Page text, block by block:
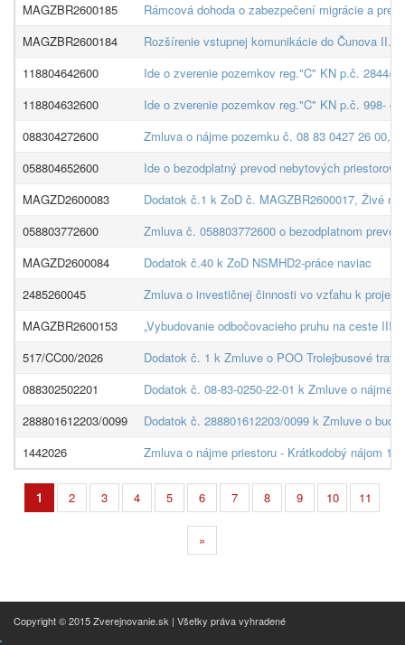
MAGZBR2600185
Rámcová dohoda o zabezpečení migrácie a
MAGZBR2600184
Rozšírenie vstupnej komunikácie do Čunova II.
118804642600
Ide o zverenie pozemkov reg."C" KN p.č. 2844/
118804632600
Ide o zverenie pozemkov reg."C" KN p.č. 998-
088304272600
Zmluva o nájme pozemku č. 08 83 0427 26 00,
058804652600
Ide o bezodplatný prevod nebytových
MAGZD2600083
Dodatok č.1 k ZoD č. MAGZBR2600017, Živé
058803772600
Zmluva č. 058803772600 o bezodplatnom
MAGZD2600084
Dodatok č.40 k ZoD NSMHD2-práce naviac
2485260045
Zmluva o investičnej činnosti vo vzťahu k
MAGZBR2600153
„Vybudovanie odbočovacieho pruhu na ceste
517/CC00/2026
Dodatok č. 1 k Zmluve o POO Trolejbusové
088302502201
Dodatok č. 08-83-0250-22-01 k Zmluve o nájme
288801612203/0099
Dodatok č. 288801612203/0099 k Zmluve o
1442026
Zmluva o nájme priestoru - Krátkodobý nájom
1 2 3 4 5 6 7 8 9 10 11
»
Copyright © 2015 Zverejnovanie.sk | Všetky práva vyhradené